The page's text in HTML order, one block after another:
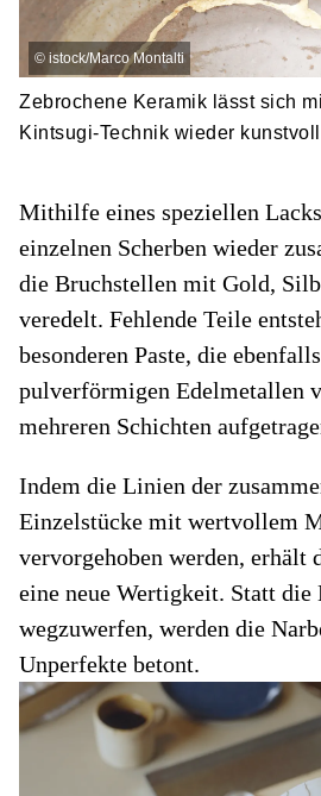
© istock/Marco Montalti
Zebrochene Keramik lässt sich
Kintsugi-Technik wieder
Mithilfe eines speziellen
einzelnen Scherben wieder
die Bruchstellen mit Gold,
veredelt. Fehlende Teile
besonderen Paste, die
pulverförmigen Edelmetallen
mehreren Schichten
Indem die Linien der
Einzelstücke mit wertvollem
vervorgehoben werden, erhält
eine neue Wertigkeit. Statt die
wegzuwerfen, werden die
Unperfekte betont.